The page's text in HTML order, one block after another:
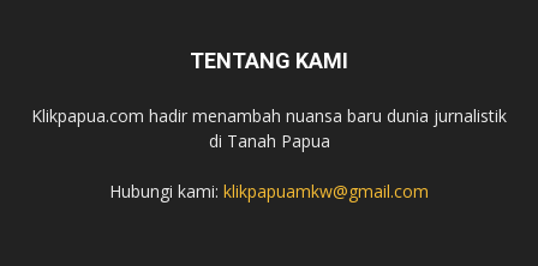
TENTANG KAMI
Klikpapua.com hadir menambah nuansa baru dunia jurnalistik
di Tanah Papua
Hubungi kami: klikpapuamkw@gmail.com